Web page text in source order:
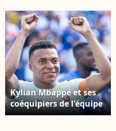
Instagram
Kylian Mbappé et ses
coéquipiers de l'équipe
de France saluent leurs